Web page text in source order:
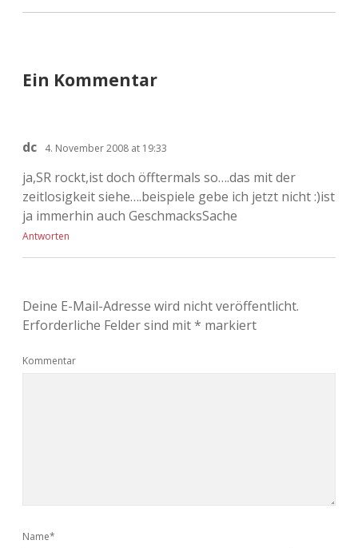
Adventskalender 2024
Ein Kommentar
dc 4. November 2008 at 19:33
ja,SR rockt,ist doch öfftermals so….das mit der
zeitlosigkeit siehe….beispiele gebe ich jetzt nicht :)ist
ja immerhin auch GeschmacksSache
Antworten
Deine E-Mail-Adresse wird nicht veröffentlicht.
Erforderliche Felder sind mit* markiert
Kommentar
Name*